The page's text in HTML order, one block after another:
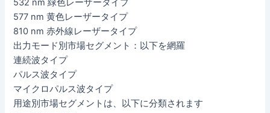
532 nm 緑色レーザータイプ
577 nm 黄色レーザータイプ
810 nm 赤外線レーザータイプ
出力モード別市場セグメント：以下を網羅
連続波タイプ
パルス波タイプ
マイクロパルス波タイプ
用途別市場セグメントは、以下に分類されます